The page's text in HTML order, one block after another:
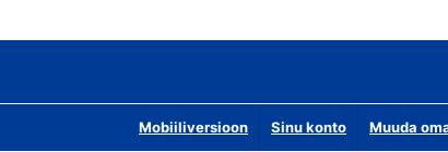
Mobiiliversioon Sinu konto Muuda